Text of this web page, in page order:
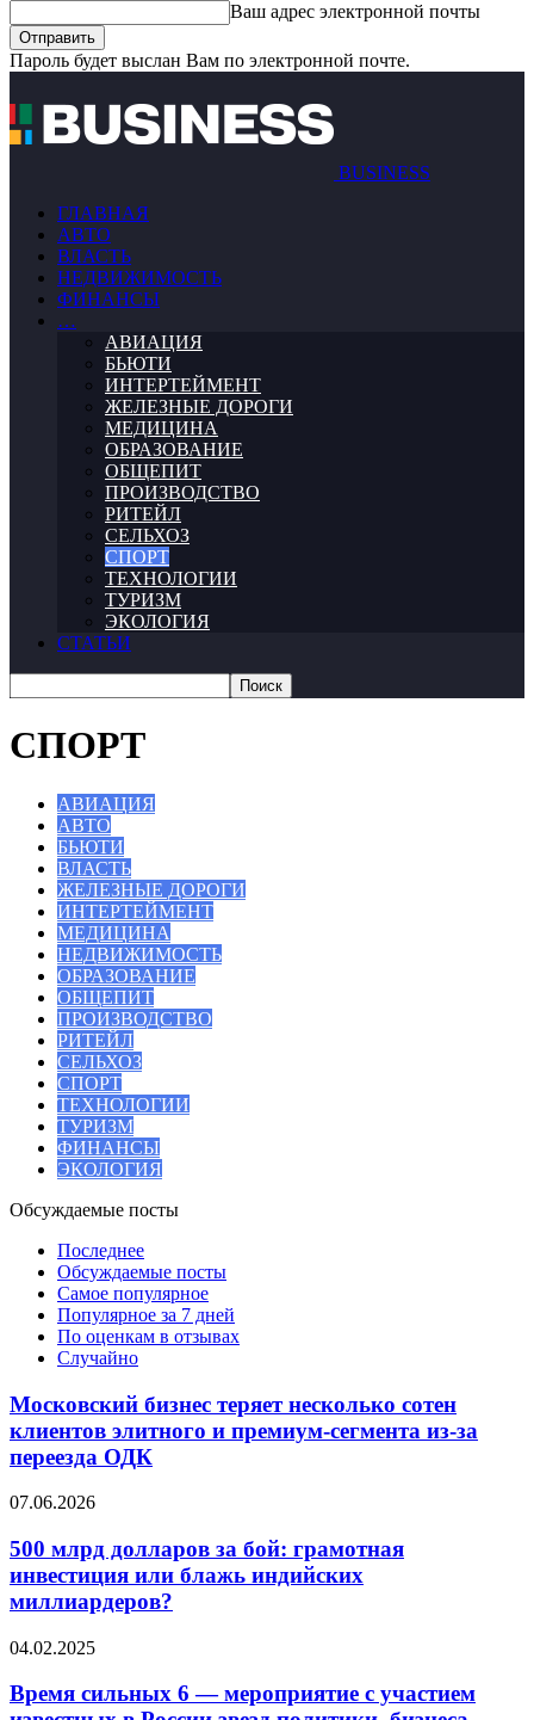
Ваш адрес электронной почты
Пароль будет выслан Вам по электронной почте.
BUSINESS
ГЛАВНАЯ
АВТО
ВЛАСТЬ
НЕДВИЖИМОСТЬ
ФИНАНСЫ
…
АВИАЦИЯ
БЬЮТИ
ИНТЕРТЕЙМЕНТ
ЖЕЛЕЗНЫЕ ДОРОГИ
МЕДИЦИНА
ОБРАЗОВАНИЕ
ОБЩЕПИТ
ПРОИЗВОДСТВО
РИТЕЙЛ
СЕЛЬХОЗ
СПОРТ
ТЕХНОЛОГИИ
ТУРИЗМ
ЭКОЛОГИЯ
СТАТЬИ
СПОРТ
АВИАЦИЯ
АВТО
БЬЮТИ
ВЛАСТЬ
ЖЕЛЕЗНЫЕ ДОРОГИ
ИНТЕРТЕЙМЕНТ
МЕДИЦИНА
НЕДВИЖИМОСТЬ
ОБРАЗОВАНИЕ
ОБЩЕПИТ
ПРОИЗВОДСТВО
РИТЕЙЛ
СЕЛЬХОЗ
СПОРТ
ТЕХНОЛОГИИ
ТУРИЗМ
ФИНАНСЫ
ЭКОЛОГИЯ
Обсуждаемые посты
Последнее
Обсуждаемые посты
Самое популярное
Популярное за 7 дней
По оценкам в отзывах
Случайно
Московский бизнес теряет несколько сотен
клиентов элитного и премиум-сегмента из-за
переезда ОДК
07.06.2026
500 млрд долларов за бой: грамотная
инвестиция или блажь индийских
миллиардеров?
04.02.2025
Время сильных 6 — мероприятие с участием